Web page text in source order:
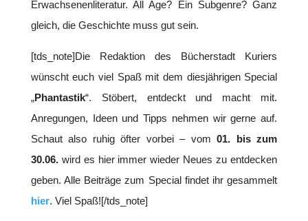
Erwachsenenliteratur. All Age? Ein Subgenre? Ganz
gleich, die Geschichte muss gut sein.
[tds_note]Die Redaktion des Bücherstadt Kuriers
wünscht euch viel Spaß mit dem diesjährigen Special
„Phantastik“. Stöbert, entdeckt und macht mit.
Anregungen, Ideen und Tipps nehmen wir gerne auf.
Schaut also ruhig öfter vorbei – vom01. bis zum
30.06.wird es hier immer wieder Neues zu entdecken
geben. Alle Beiträge zum Special findet ihr gesammelt
hier. Viel Spaß![/tds_note]